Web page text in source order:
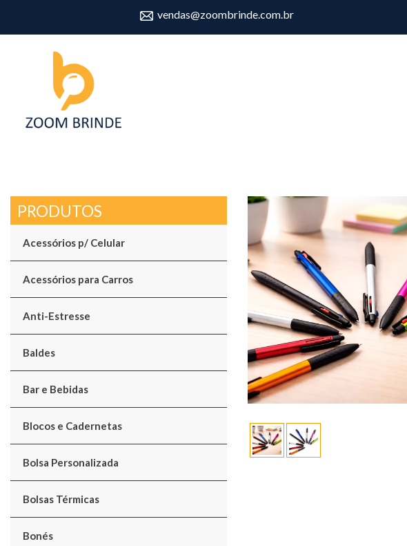
vendas@zoombrinde.com.br
Acessórios p/ Celular
Acessórios para Carros
Anti-Estresse
Baldes
Bar e Bebidas
Blocos e Cadernetas
Bolsa Personalizada
Bolsas Térmicas
Bonés